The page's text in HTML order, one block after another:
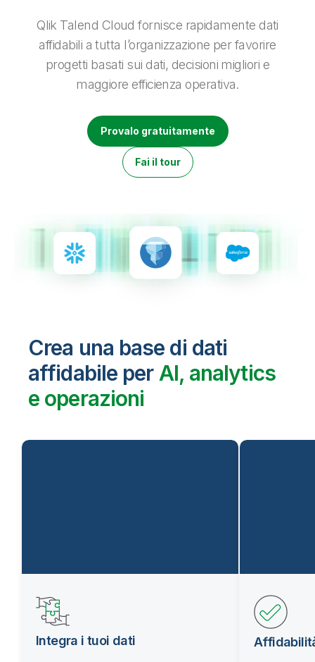
Documentazione di prodotto
Sedi nel mondo
Talend
Qlik Talend Cloud fornisce rapidamente dati
affidabili a tutta l’organizzazione per favorire
progetti basati sui dati, decisioni migliori e
maggiore efficienza operativa.
Provalo gratuitamente
Fai il tour
Crea una base di dati
affidabile per AI, analytics
e operazioni
Integra i tuoi dati